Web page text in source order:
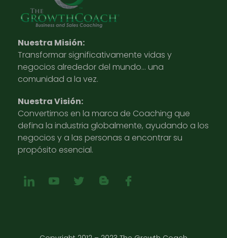
Nuestra Misión:
Transformar significativamente vidas y
negocios alrededor del mundo… una
comunidad a la vez.
Nuestra Visión:
Convertirnos en la marca de Coaching que
defina la industria globalmente, ayudando a los
negocios y a las personas a encontrar su
propósito esencial.